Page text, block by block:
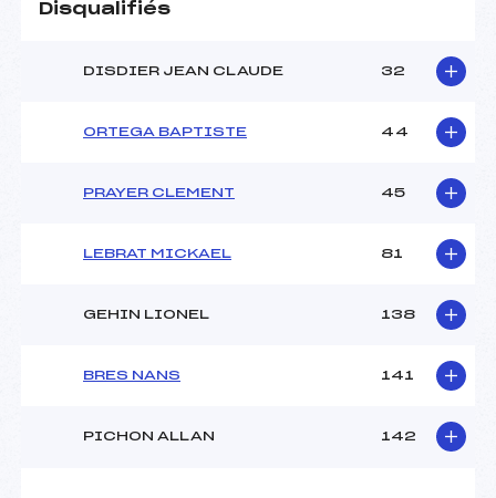
Disqualifiés
DISDIER JEAN CLAUDE 32
ORTEGA BAPTISTE 44
PRAYER CLEMENT 45
LEBRAT MICKAEL 81
GEHIN LIONEL 138
BRES NANS 141
PICHON ALLAN 142